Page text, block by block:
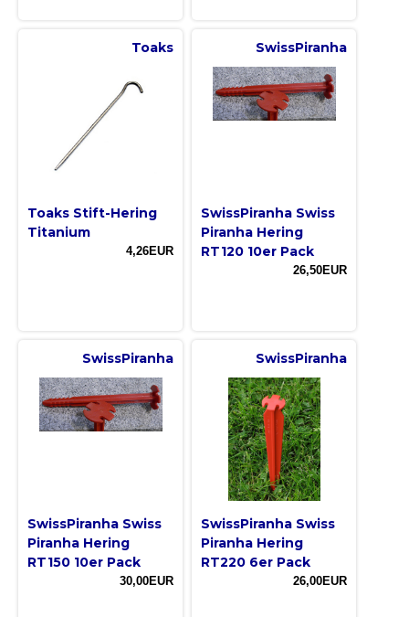
Toaks
Toaks Stift-Hering
Titanium
4,26EUR
SwissPiranha
SwissPiranha Swiss
Piranha Hering
RT120 10er Pack
26,50EUR
SwissPiranha
SwissPiranha Swiss
Piranha Hering
RT150 10er Pack
30,00EUR
SwissPiranha
SwissPiranha Swiss
Piranha Hering
RT220 6er Pack
26,00EUR